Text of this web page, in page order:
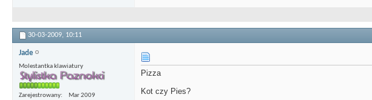
30-03-2009, 10:11
Jade
Molestantka klawiatury
Zarejestrowany
Mar 2009
Pizza
Kot czy Pies?